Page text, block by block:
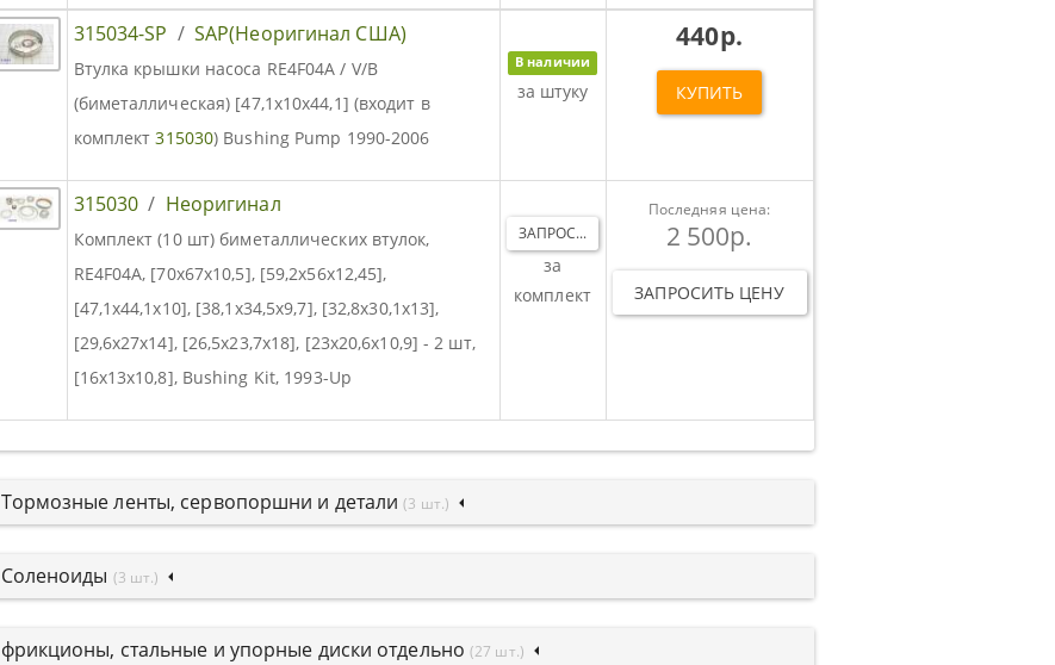
315034-SP / SAP(Неоригинал США)
Втулка крышки насоса RE4F04A / V/B
(биметаллическая) [47,1x10x44,1] (входит в
комплект315030) Bushing Pump 1990-2006
В наличии
за штуку
440р.
КУПИТЬ
315030 / Неоригинал
Комплект (10 шт) биметаллических втулок,
RE4F04A, [70x67x10,5], [59,2x56x12,45],
[47,1x44,1x10], [38,1x34,5x9,7], [32,8x30,1x13],
[29,6x27x14], [26,5x23,7x18], [23x20,6x10,9] - 2 шт,
[16x13x10,8], Bushing Kit, 1993-Up
ЗАПРОС...
за
комплект
Последняя цена:
2 500р.
ЗАПРОСИТЬ ЦЕНУ
Тормозные ленты, сервопоршни и детали(3 шт.)
Соленоиды (3 шт.)
фрикционы, стальные и упорные диски отдельно (27 шт.)